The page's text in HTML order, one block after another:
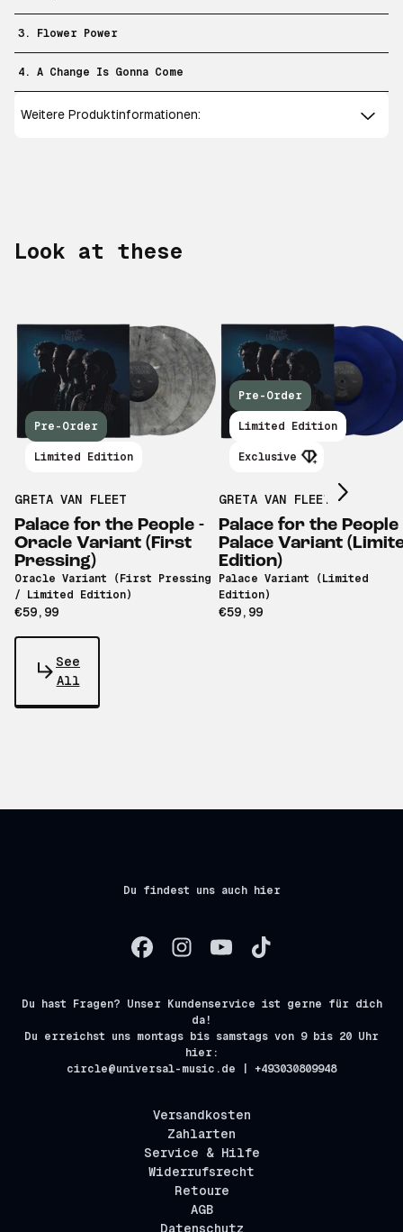
3. Flower Power
4. A Change Is Gonna Come
Weitere Produktinformationen:
Look at these
Pre-Order
Limited Edition
GRETA VAN FLEET
Palace for the People -
Oracle Variant (First
Pressing)
Oracle Variant (First Pressing
/ Limited Edition)
€59,99
Pre-Order
Limited Edition
Exclusive
GRETA VAN FLEET
Palace for the People
Palace Variant
Edition)
Palace Variant (Limited
Edition)
€59,99
Scroll right
See
All
Du findest uns auch hier
Du hast Fragen? Unser Kundenservice ist gerne für dich
da!
Du erreichst uns montags bis samstags von 9 bis 20 Uhr
hier:
circle@universal-music.de | +493030809948
Versandkosten
Zahlarten
Service & Hilfe
Widerrufsrecht
Retoure
AGB
Datenschutz